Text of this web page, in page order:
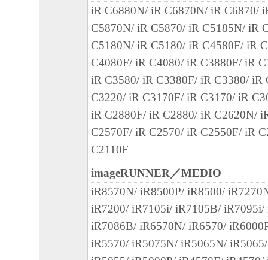
失利益およびその他の派生的または付随的
これらに限定されない全ての損害を言いま
て、適用法で認められる限り、一切の責任
とします。たとえ、キヤノン、キヤノンの
ンの関連会社、それらの販売代理店または
損害の可能性について知らされていた場合
(3) キヤノン、キヤノンの子会社、キヤノ
れらの販売代理店または販売店のいずれも
ェア」、または「本ソフトウェア」の使用
ても、一切責任を負わないものとします。
お客様は、日本国政府または関連する外国
認可等を得ることなしに、「本ソフトウェ
iR C6880N/ iR C6870N/ iR C6870/
C5870N/ iR C5870/ iR C5185N/ iR
C5180N/ iR C5180/ iR C4580F/ iR
C4080F/ iR C4080/ iR C3880F/ iR
iR C3580/ iR C3380F/ iR C3380/ iR
C3220/ iR C3170F/ iR C3170/ iR
iR C2880F/ iR C2880/ iR C2620N/
C2570F/ iR C2570/ iR C2550F/ iR
C2110F
imageRUNNER／MEDIO
iR8570N/ iR8500P/ iR8500/
iR7200/ iR7105i/ iR7105B/ iR7095i/
iR7086B/ iR6570N/ iR6570/
iR5570/ iR5075N/ iR5065N/